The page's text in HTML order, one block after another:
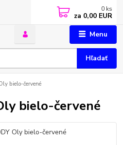
Menu
Hľadať
0 ks
za 0,00 EUR
bielo-červené
bielo-červené